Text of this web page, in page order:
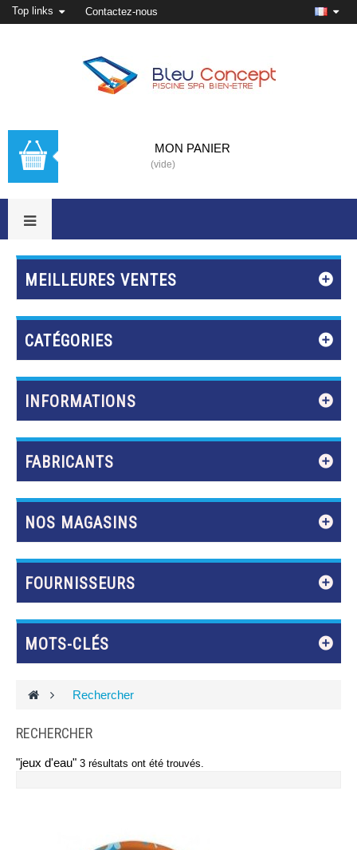
Top links Contactez-nous
MON PANIER
(vide)
MEILLEURES VENTES
CATÉGORIES
INFORMATIONS
FABRICANTS
NOS MAGASINS
FOURNISSEURS
MOTS-CLÉS
> Rechercher
RECHERCHER
"jeux d'eau" 3 résultats ont été trouvés.